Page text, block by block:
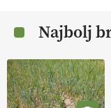
Najbolj